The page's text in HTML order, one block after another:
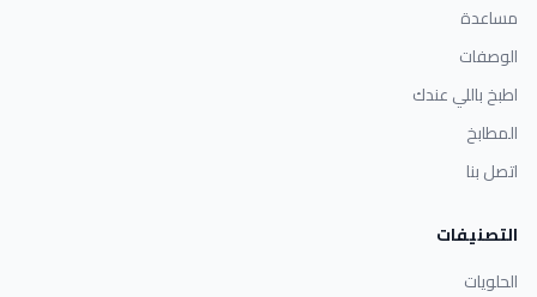
مساعدة
الوصفات
اطبخ باللي عندك
المطابخ
اتصل بنا
التصنيفات
الحلويات